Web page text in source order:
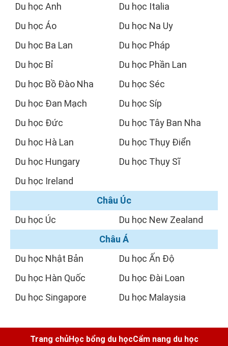
Du học Anh
Du học Áo
Du học Ba Lan
Du học Bỉ
Du học Bồ Đào Nha
Du học Đan Mạch
Du học Đức
Du học Hà Lan
Du học Hungary
Du học Ireland
Du học Italia
Du học Na Uy
Du học Pháp
Du học Phần Lan
Du học Séc
Du học Síp
Du học Tây Ban Nha
Du học Thụy Điển
Du học Thụy Sĩ
Châu Úc
Du học Úc
Du học New Zealand
Châu Á
Du học Nhật Bản
Du học Hàn Quốc
Du học Singapore
Du học Ấn Độ
Du học Đài Loan
Du học Malaysia
Trang chủHọc bổng du họcCẩm nang du học